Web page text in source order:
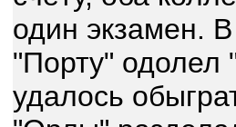
один экзамен.
"Порту" одолел
удалось